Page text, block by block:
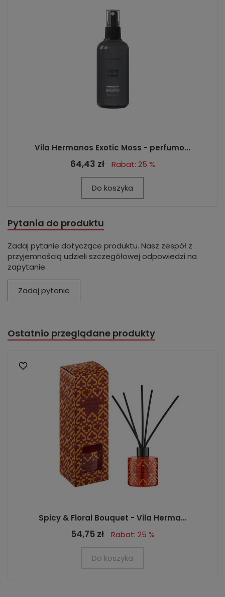
Vila Hermanos Exotic Moss - perfumo...
64,43 zł Rabat: 25 %
Do koszyka
Pytania do produktu
Zadaj pytanie dotyczące produktu. Nasz zespół z
przyjemnością udzieli szczegółowej odpowiedzi na
zapytanie.
Zadaj pytanie
Ostatnio przeglądane produkty
Spicy & Floral Bouquet - Vila Herma...
54,75 zł Rabat: 25 %
Do koszyka